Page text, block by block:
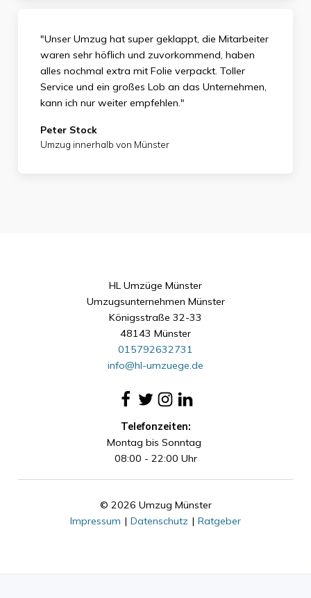
"Unser Umzug hat super geklappt, die Mitarbeiter
waren sehr höflich und zuvorkommend, haben
alles nochmal extra mit Folie verpackt. Toller
Service und ein großes Lob an das Unternehmen,
kann ich nur weiter empfehlen."
Peter Stock
Umzug innerhalb von Münster
HL Umzüge Münster
Umzugsunternehmen Münster
Königsstraße 32-33
48143 Münster
015792632731
info@hl-umzuege.de
Telefonzeiten:
Montag bis Sonntag
08:00 - 22:00 Uhr
© 2026 Umzug Münster
Impressum | Datenschutz | Ratgeber